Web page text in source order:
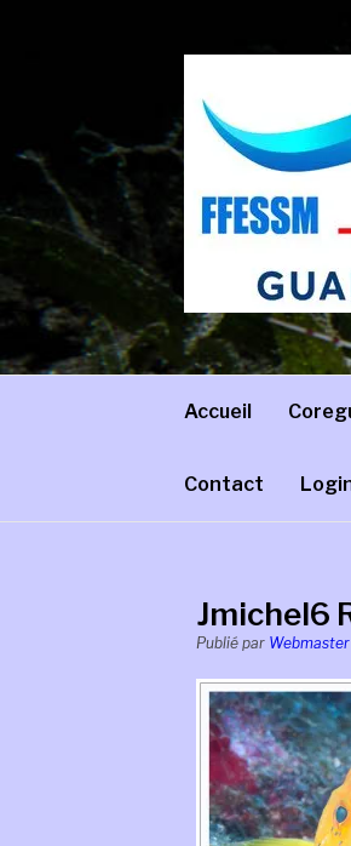
Comité régional de
Accueil
Contact
Jmichel6
Publié par